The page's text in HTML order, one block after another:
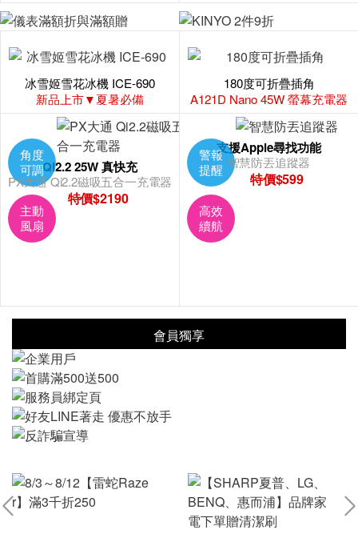
冰雪姬雪花冰機 ICE-690
新品上市▼夏暑必備
180度可折疊插角
A121D Nano 45W 螢幕充電器
角度
可調
主動
風扇
Qi2.2 25W 真快充
PX大通 Qi2.2磁吸五合一充電器
特價$2190
警報
提醒
高效
續航
支援Apple尋找功能
智慧防丟追蹤器
特價$599
會員獨享